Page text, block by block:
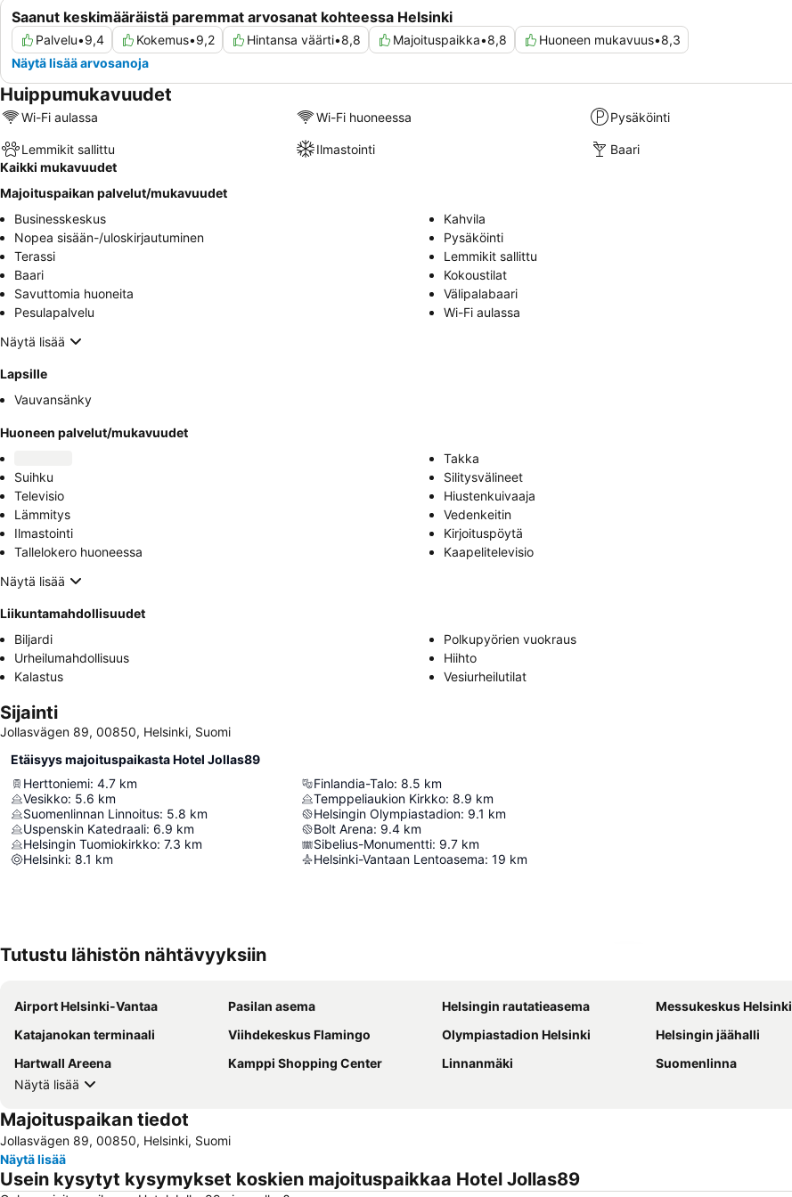
Saanut keskimääräistä paremmat arvosanat kohteessa Helsinki
Palvelu•9,4 Kokemus•9,2 Hintansa väärti•8,8 Majoituspaikka•8,8 Huoneen mukavuus•8,3
Näytä lisää arvosanoja
Huippumukavuudet
Wi-Fi aulassa Wi-Fi huoneessa Pysäköinti
Lemmikit sallittu Ilmastointi
Baari
Kaikki mukavuudet
Majoituspaikan palvelut/mukavuudet
Businesskeskus
Kahvila
Nopea sisään-/uloskirjautuminen
Pysäköinti
Terassi
Lemmikit sallittu
Baari
Kokoustilat
Savuttomia huoneita
Välipalabaari
Pesulapalvelu
Wi-Fi aulassa
Näytä lisää
Lapsille
Vauvansänky
Huoneen palvelut/mukavuudet
Takka
Suihku
Silitysvälineet
Televisio
Hiustenkuivaaja
Lämmitys
Vedenkeitin
Ilmastointi
Kirjoituspöytä
Tallelokero huoneessa
Kaapelitelevisio
Näytä lisää
Liikuntamahdollisuudet
Biljardi
Polkupyörien vuokraus
Urheilumahdollisuus
Hiihto
Kalastus
Vesiurheilutilat
Sijainti
Jollasvägen 89, 00850, Helsinki, Suomi
Etäisyys majoituspaikasta Hotel Jollas89
Herttoniemi: 4.7 km
Vesikko: 5.6 km
Suomenlinnan Linnoitus: 5.8 km
Uspenskin Katedraali: 6.9 km
Helsingin Tuomiokirkko: 7.3 km
Helsinki: 8.1 km
Finlandia-Talo: 8.5 km
Temppeliaukion Kirkko: 8.9 km
Helsingin Olympiastadion: 9.1 km
Bolt Arena: 9.4 km
Sibelius-Monumentti: 9.7 km
Helsinki-Vantaan Lentoasema: 19 km
Tutustu lähistön nähtävyyksiin
Airport Helsinki-Vantaa Pasilan asema Helsingin rautatieasema
Messukeskus Helsinki
Katajanokan terminaali
Viihdekeskus Flamingo Olympiastadion Helsinki
Helsingin jäähalli
Hartwall Areena
Kamppi Shopping Center Linnanmäki
Suomenlinna
Näytä lisää
Majoituspaikan tiedot
Jollasvägen 89, 00850, Helsinki, Suomi
Näytä lisää
Usein kysytyt kysymykset koskien majoituspaikkaa Hotel Jollas89